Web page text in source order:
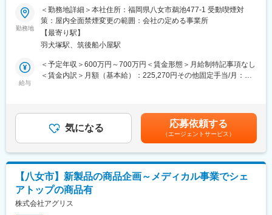
野等）で使用される製品の開発業務に力を入れていく為の増員募
集となります。また、同部署内でリーダー的な役割を担って頂き
たく思っております。
■社風：
た事業部長も40代前半と若い社員にもチャンスを与える風土があ
り、中途入社の方も多く、ハンディは全く御座いません。また社
消毒液を入れるための容器が一体化したプラスチックトレーに綿
棒や綿球・ガーゼ・ピンセット・絆創膏等を収めたものをセル生
産方式（数名単位でライン構成するのではなく、1人で作業が完結
する方式）にて製造を行っております。
変更の範囲：本文参照
発・製品企画・マーケティング・販売戦略策定など上流～下流の
全行程の
プロジェクト推進、マネジメントを担当します。
【変更の範囲：会社の定める業務】
■ミッション：
顧客ニーズに応える製品づくりを心掛けながらも「売れる」製品
の開発、売上増大を推進できる取組みを期待しています。
■配属先部署
■魅力
・当社事業である、農業×医療は今後も確実に伸びていきますので
長期的に安定的に働けます。
・中堅メーカーの事業運営を支える縁の下の力持ちとして、期待
しております。
・独自開発した高シェア製品群による商品ポートフォリオで持続
的な成長を実現しており、業界のニーズは堅調に増加しておりま
勤務地
＜勤務地詳細＞本社住所：福岡県八女市鵜池477-1 受動喫煙対
策：屋内全面禁煙変更の範囲：会社の定める事業所
【最寄り駅】
羽犬塚駅、筑後船小屋駅
給与
＜予定年収＞600万円～700万円＜賃金形態＞月給制特記事項なし
＜賃金内訳＞月額（基本給）：225,270円その他固定手当/月：
与有り■昇給年1回■その他固定手当には、業務手当（16,000
円）・住宅手当（7,000円～40,000円）を含みます賃金はあくま
でも目安の金額であり、選考を通じて上下する可能性がありま
す。月給(月額)は固定手当を含めた表記です。
気になる 応募依頼する
（エージェントサービス）
【八女市】新製品の商品企画～メディカル事業でシェ
アトップの商品有
株式会社アグリス